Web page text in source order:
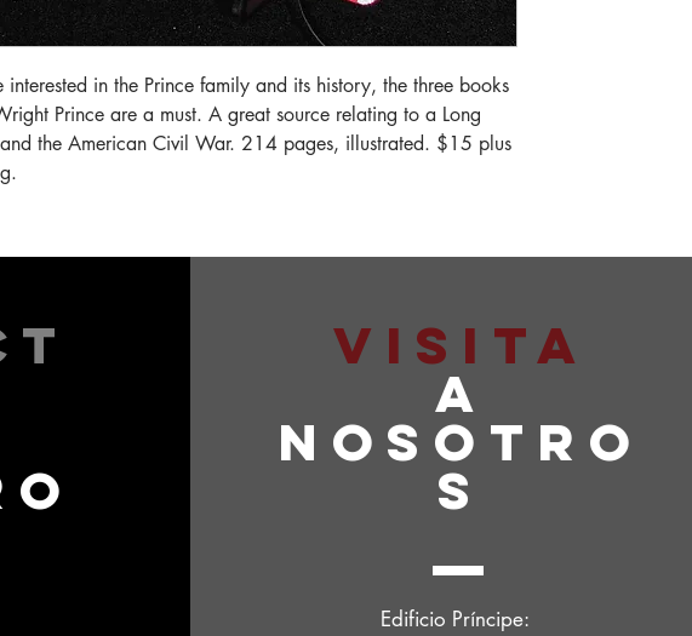
interested in the Prince family and its history, the three books
Prince are a must. A great source relating to a Long
the American Civil War. 214 pages, illustrated. $15 plus
VISITA
A
NOSOTRO
S
Edificio Príncipe: